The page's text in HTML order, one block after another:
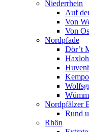
Niederrhein
Auf
Von
Von
Nordpfade
Dör’t
Nordpfälzer
Rund
Rhön